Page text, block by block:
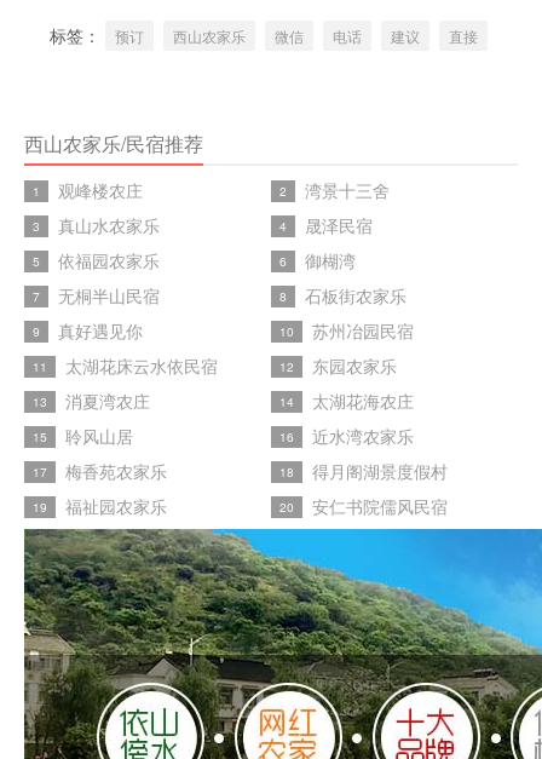
标签： 预订 西山农家乐 微信 电话 建议 直接
西山农家乐/民宿推荐
1 观峰楼农庄 2 湾景十三舍
3 真山水农家乐 4 晟泽民宿
5 依福园农家乐 6 御楜湾
7 无桐半山民宿 8 石板街农家乐
9 真好遇见你 10 苏州冶园民宿
11 太湖花床云水依民宿 12 东园农家乐
13 消夏湾农庄 14 太湖花海农庄
15 聆风山居 16 近水湾农家乐
17 梅香苑农家乐 18 得月阁湖景度假村
19 福祉园农家乐 20 安仁书院儒风民宿